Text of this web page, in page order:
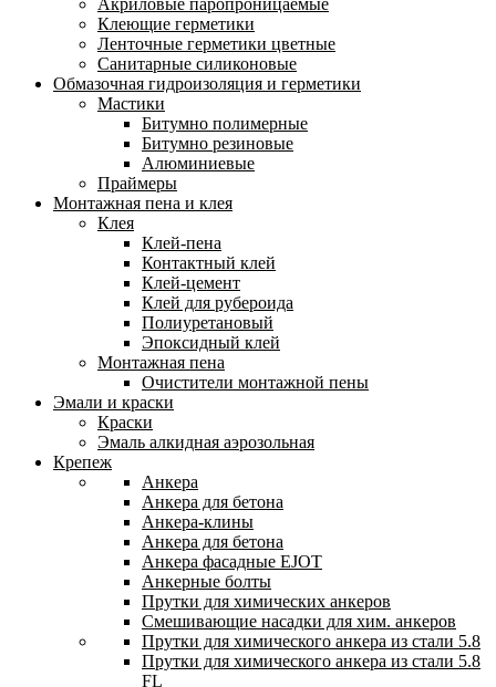
Акриловые паропроницаемые
Клеющие герметики
Ленточные герметики цветные
Санитарные силиконовые
Обмазочная гидроизоляция и герметики
Мастики
Битумно полимерные
Битумно резиновые
Алюминиевые
Праймеры
Монтажная пена и клея
Клея
Клей-пена
Контактный клей
Клей-цемент
Клей для рубероида
Полиуретановый
Эпоксидный клей
Монтажная пена
Очистители монтажной пены
Эмали и краски
Краски
Эмаль алкидная аэрозольная
Крепеж
Анкера
Анкера для бетона
Анкера-клины
Анкера для бетона
Анкера фасадные EJOT
Анкерные болты
Прутки для химических анкеров
Смешивающие насадки для хим. анкеров
Прутки для химического анкера из стали 5.8
Прутки для химического анкера из стали 5.8
FL